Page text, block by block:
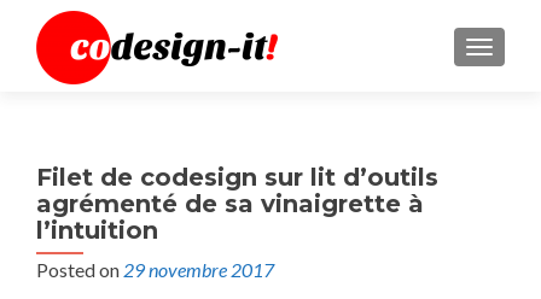
MENU
Filet de codesign sur lit d’outils
agrémenté de sa vinaigrette à
l’intuition
Posted on 29 novembre 2017